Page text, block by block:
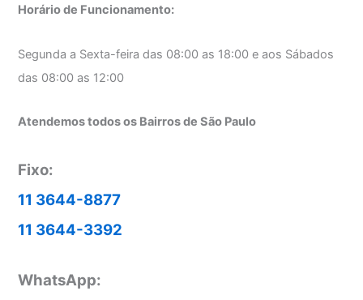
Horário de Funcionamento:
Segunda a Sexta-feira das 08:00 as 18:00 e aos Sábados
das 08:00 as 12:00
Atendemos todos os Bairros de São Paulo
Fixo:
11 3644-8877
11 3644-3392
WhatsApp: